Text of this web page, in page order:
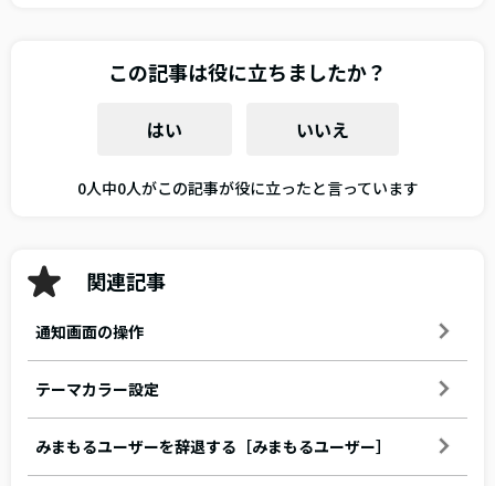
この記事は役に立ちましたか？
はい いいえ
0人中0人がこの記事が役に立ったと言っています
関連記事
通知画面の操作
テーマカラー設定
みまもるユーザーを辞退する［みまもるユーザー］